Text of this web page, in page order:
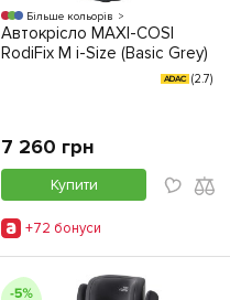
Більше кольорів
Автокрісло MAXI-COSI
RodiFix M i-Size (Basic Grey)
ADAC (2.7)
7 260 грн
Купити
+72 бонуси